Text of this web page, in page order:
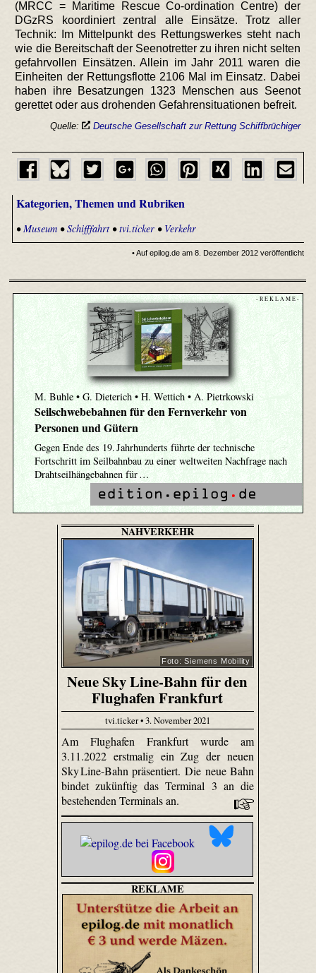
(MRCC = Maritime Rescue Co-ordination Centre) der
DGzRS koordiniert zentral alle Einsätze. Trotz aller
Technik: Im Mittelpunkt des Rettungswerkes steht nach
wie die Bereitschaft der Seenotretter zu ihren nicht selten
gefahrvollen Einsätzen. Allein im Jahr 2011 waren die
Einheiten der Rettungsflotte 2106 Mal im Einsatz. Dabei
haben ihre Besatzungen 1323 Menschen aus Seenot
gerettet oder aus drohenden Gefahrensituationen befreit.
Quelle: Deutsche Gesellschaft zur Rettung Schiffbrüchiger
Kategorien, Themen und Rubriken
•Museum•Schifffahrt•tvi.ticker• Verkehr
• Auf epilog.de am 8. Dezember 2012 veröffentlicht
- R E K L A M E -
M. Buhle • G. Dieterich • H. Wettich • A. Pietrkowski
Seilschwebebahnen für den Fernverkehr von
Personen und Gütern
Gegen Ende des 19. Jahrhunderts führte der technische
Fortschritt im Seilbahnbau zu einer weltweiten Nachfrage nach
Drahtseilhängebahnen für …
NAHVERKEHR
Foto: Siemens Mobility
Neue Sky Line-Bahn für den
Flughafen Frankfurt
tvi.ticker • 3. November 2021
Am Flughafen Frankfurt wurde am
3.11.2022 erstmalig ein Zug der neuen
Sky Line-Bahn präsentiert. Die neue Bahn
bindet zukünftig das Terminal 3 an die
bestehenden Terminals an.
REKLAME